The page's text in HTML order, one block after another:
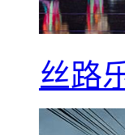
丝路